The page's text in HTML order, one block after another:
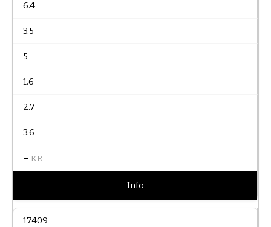
6.4
3.5
5
1.6
2.7
3.6
– KR
Info
17409